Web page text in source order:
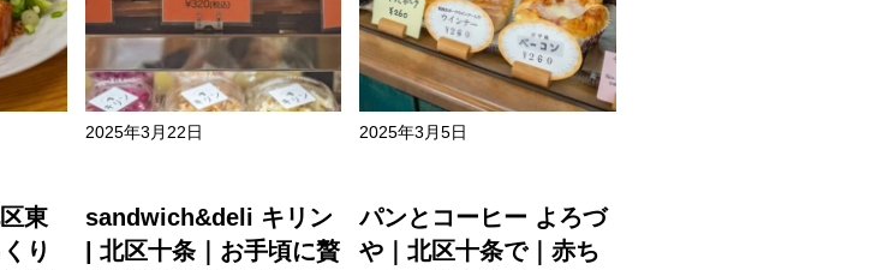
東
り
2025年3月22日
sandwich&deli キリン
| 北区十条｜お手頃に贅
2025年3月5日
パンとコーヒー よろづ
や｜北区十条で｜赤ち